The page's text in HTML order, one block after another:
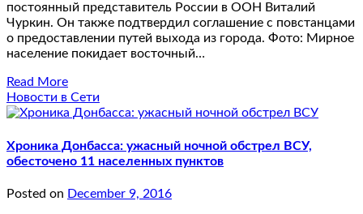
постоянный представитель России в ООН Виталий
Чуркин. Он также подтвердил соглашение с повстанцами
о предоставлении путей выхода из города. Фото: Мирное
население покидает восточный…
Read More
Новости в Сети
Хроника Донбасса: ужасный ночной обстрел ВСУ,
обесточено 11 населенных пунктов
Posted on December 9, 2016